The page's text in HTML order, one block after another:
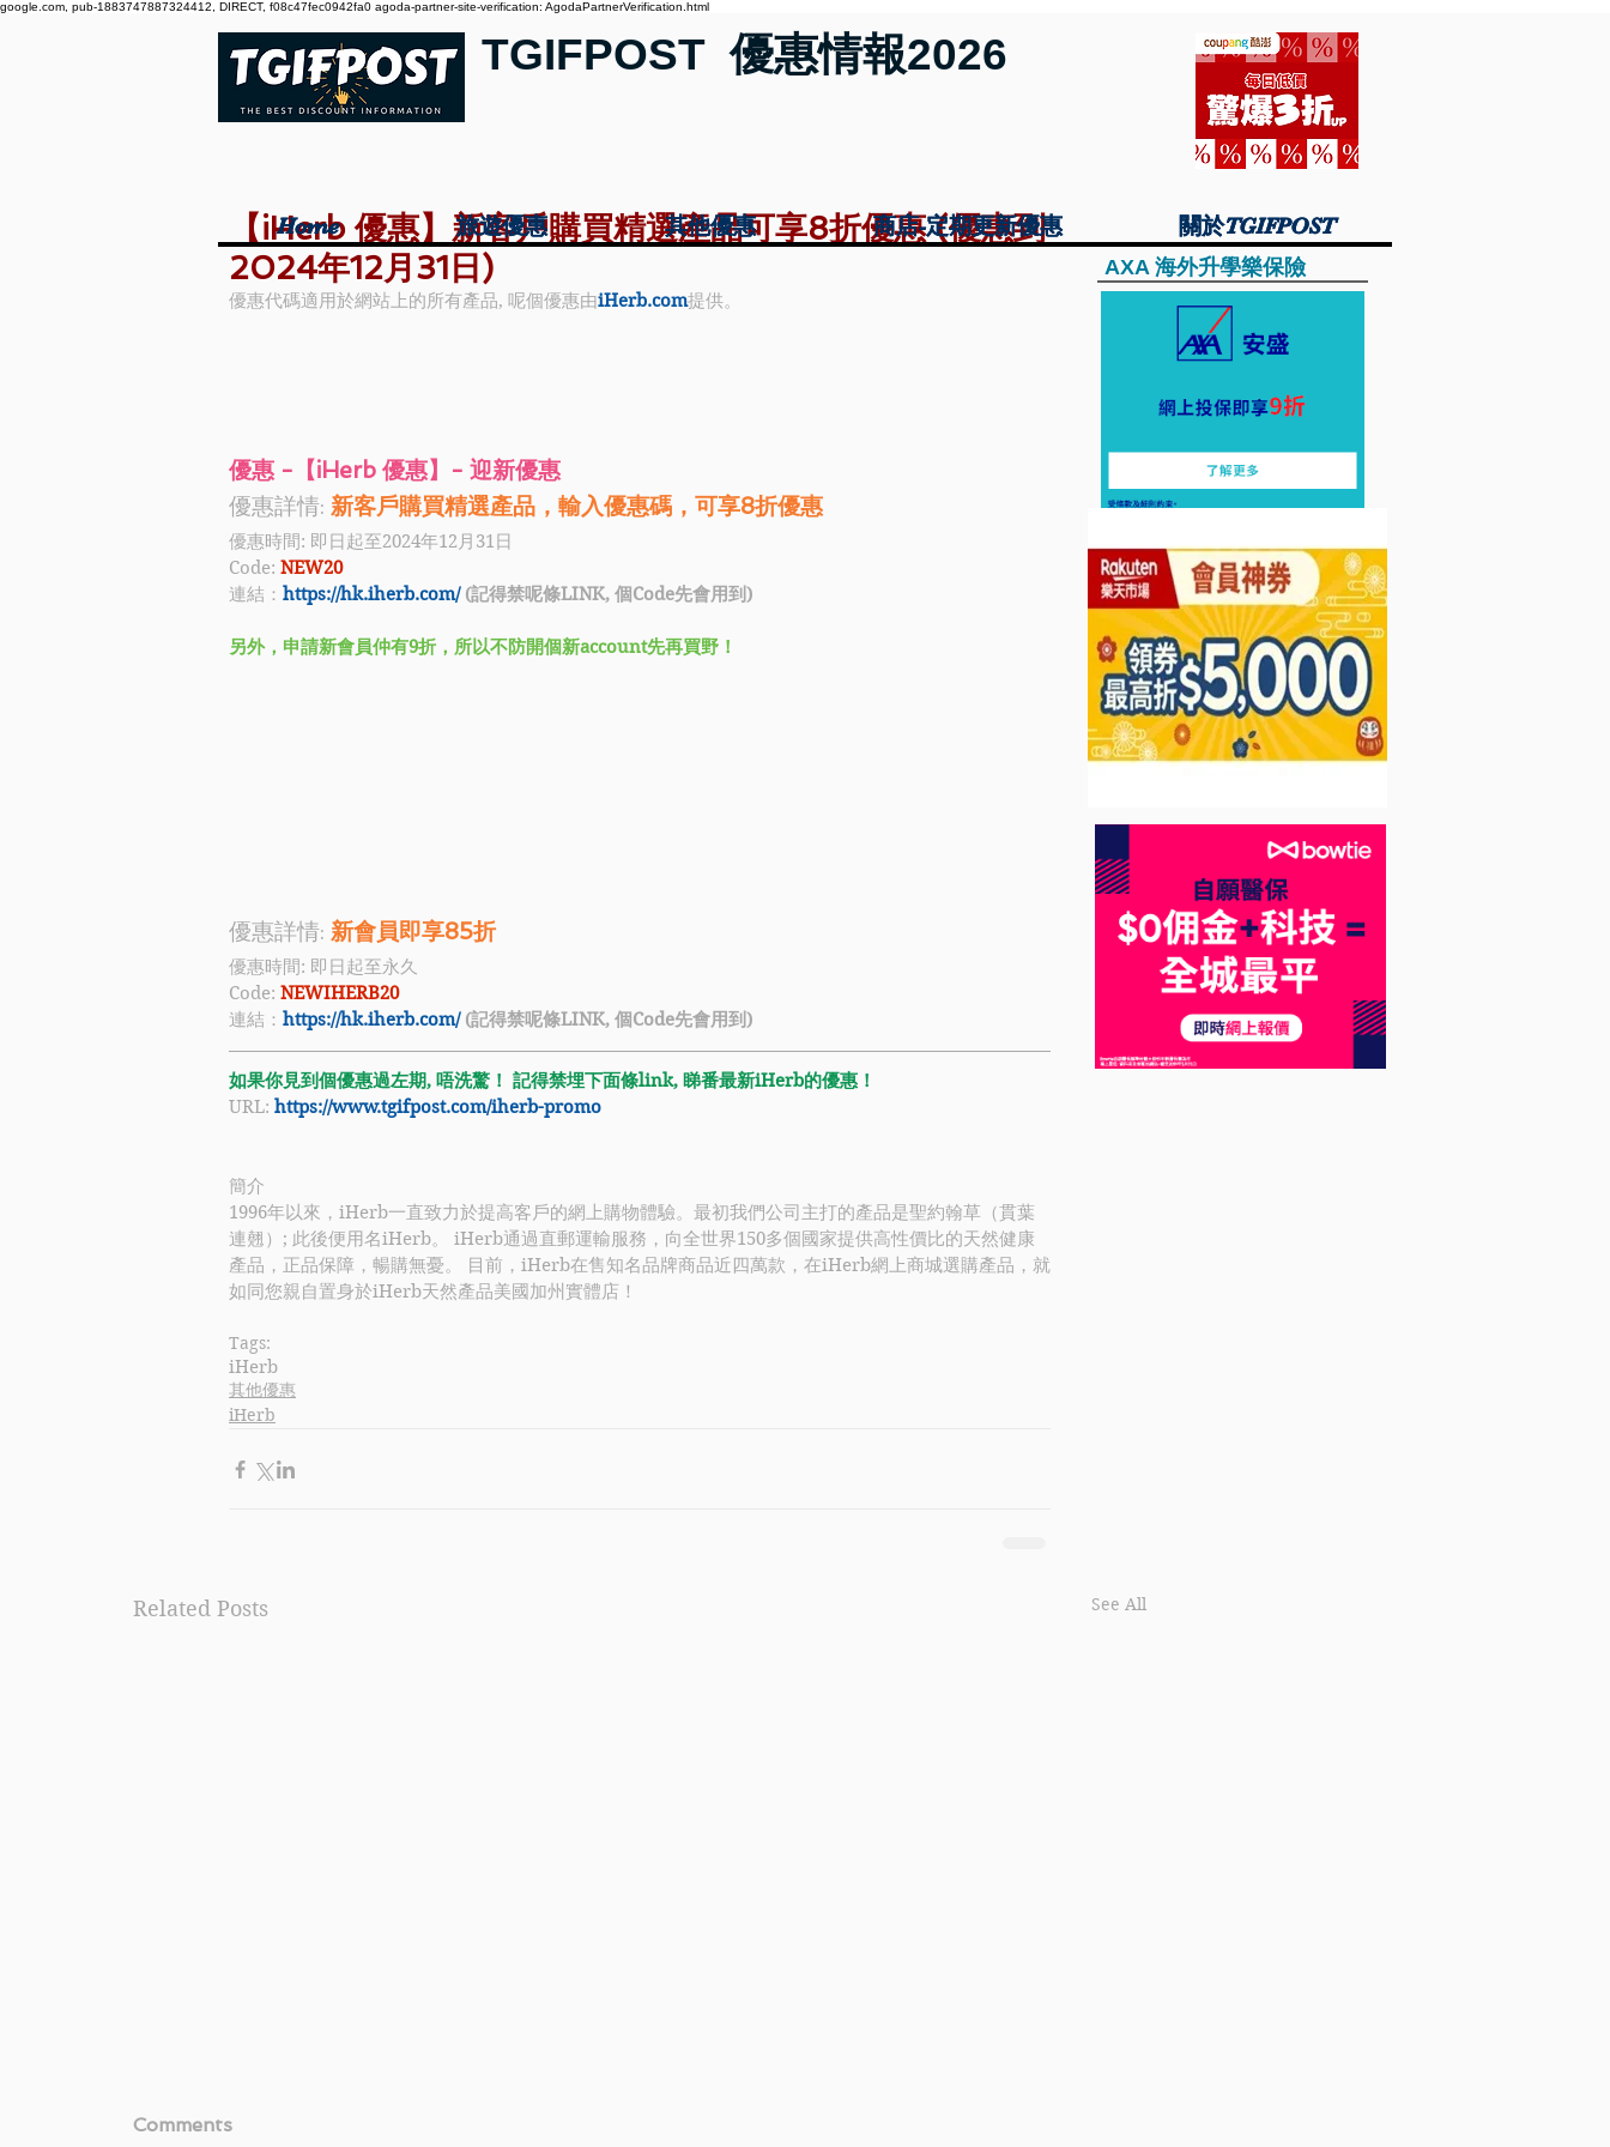
google.com, pub-1883747887324412, DIRECT, f08c47fec0942fa0 agoda-partner-site-verification: AgodaPartnerVerification.html
TGIFPOST 優惠情報2026
Home 旅遊優惠 其他優惠 商店-定期更新優惠 關於TGIFPOST
Home 旅遊優惠 其他優惠 商店-定期更新優惠 關於TGIFPOST
【iHerb 優惠】新客戶購買精選產品可享8折優惠 (優惠到
2024年12月31日)
優惠代碼適用於網站上的所有產品, 呢個優惠由iHerb.com提供。
優惠 -【iHerb 優惠】- 迎新優惠
優惠詳情: 新客戶購買精選產品，輸入優惠碼，可享8折優惠
優惠時間: 即日起至2024年12月31日
Code: NEW20
連結： https://hk.iherb.com/ (記得禁呢條LINK, 個Code先會用到)
另外，申請新會員仲有9折，所以不防開個新account先再買野！
優惠詳情: 新會員即享85折
優惠時間: 即日起至永久
Code: NEWIHERB20
連結： https://hk.iherb.com/ (記得禁呢條LINK, 個Code先會用到)
如果你見到個優惠過左期, 唔洗驚！ 記得禁埋下面條link, 睇番最新iHerb的優惠！
URL: https://www.tgifpost.com/iherb-promo
簡介
1996年以來，iHerb一直致力於提高客戶的網上購物體驗。最初我們公司主打的產品是聖約翰草（貫葉
連翹）; 此後便用名iHerb。 iHerb通過直郵運輸服務，向全世界150多個國家提供高性價比的天然健康
產品，正品保障，暢購無憂。 目前，iHerb在售知名品牌商品近四萬款，在iHerb網上商城選購產品，就
如同您親自置身於iHerb天然產品美國加州實體店！
Tags:
iHerb
其他優惠
iHerb
Related Posts See All
Comments
AXA 海外升學樂保險